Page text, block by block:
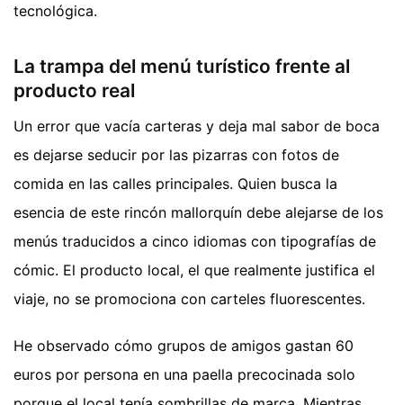
tecnológica.
La trampa del menú turístico frente al
producto real
Un error que vacía carteras y deja mal sabor de boca
es dejarse seducir por las pizarras con fotos de
comida en las calles principales. Quien busca la
esencia de este rincón mallorquín debe alejarse de los
menús traducidos a cinco idiomas con tipografías de
cómic. El producto local, el que realmente justifica el
viaje, no se promociona con carteles fluorescentes.
He observado cómo grupos de amigos gastan 60
euros por persona en una paella precocinada solo